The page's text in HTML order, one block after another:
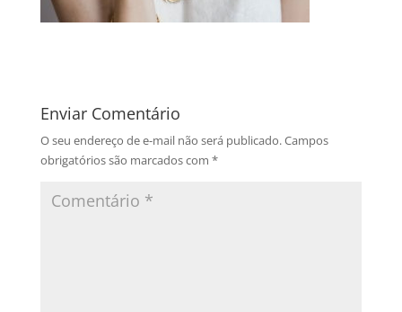
Enviar Comentário
O seu endereço de e-mail não será publicado.Campos
obrigatórios são marcados com *